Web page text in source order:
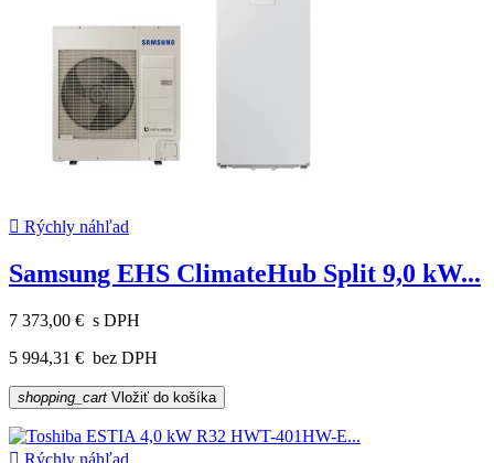
 Rýchly náhľad
Samsung EHS ClimateHub Split 9,0 kW...
7 373,00 € s DPH
5 994,31 € bez DPH
shopping_cart Vložiť do košíka